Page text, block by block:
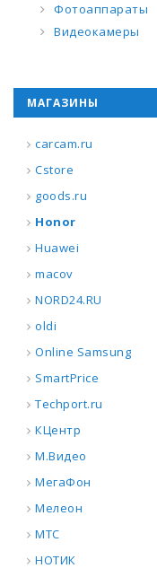
Фотоаппараты
Видеокамеры
МАГАЗИНЫ
carcam.ru
Cstore
goods.ru
Honor
Huawei
macov
NORD24.RU
oldi
Online Samsung
SmartPrice
Techport.ru
КЦентр
М.Видео
МегаФон
Мелеон
МТС
НОТИК